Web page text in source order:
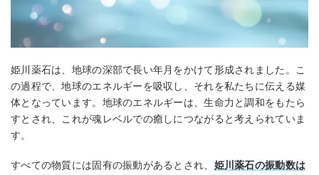
姫川薬石は、地球の深部で長い年月をかけて形成されました。こ
の過程で、地球のエネルギーを吸収し、それを私たちに伝える媒
体となっています。地球のエネルギーは、生命力と調和をもたら
すとされ、これが魂レベルでの癒しにつながると考えられていま
す。
すべての物質には固有の振動があるとされ、 姫川薬石の振動数は